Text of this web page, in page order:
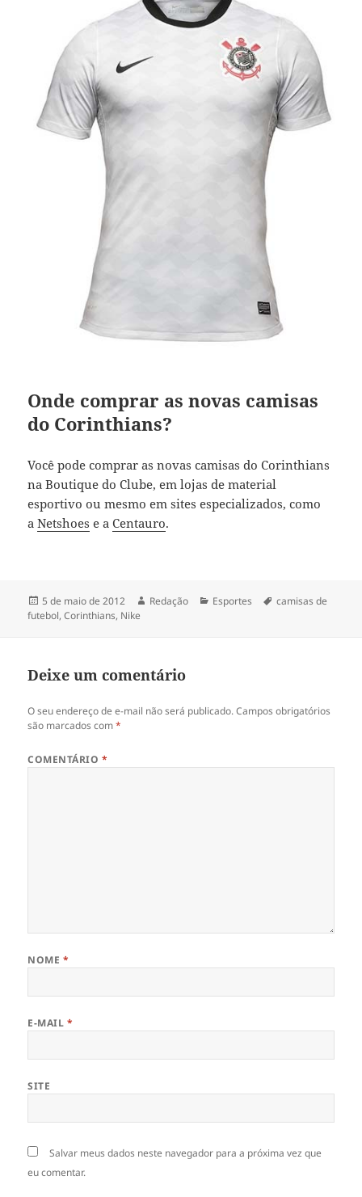
Onde comprar as novas camisas
do Corinthians?
Você pode comprar as novas camisas do Corinthians
na Boutique do Clube, em lojas de material
esportivo ou mesmo em sites especializados, como
aNetshoes e aCentauro.
Publicado
em
5 de maio de 2012 Autor
Redação Categorias
Esportes Tags
camisas de
futebol,Corinthians, Nike
Deixe um comentário
O seu endereço de e-mail não será publicado. Campos obrigatórios
são marcados com*
COMENTÁRIO *
NOME *
E-MAIL *
SITE
Salvar meus dados neste navegador para a próxima vez que
eu comentar.